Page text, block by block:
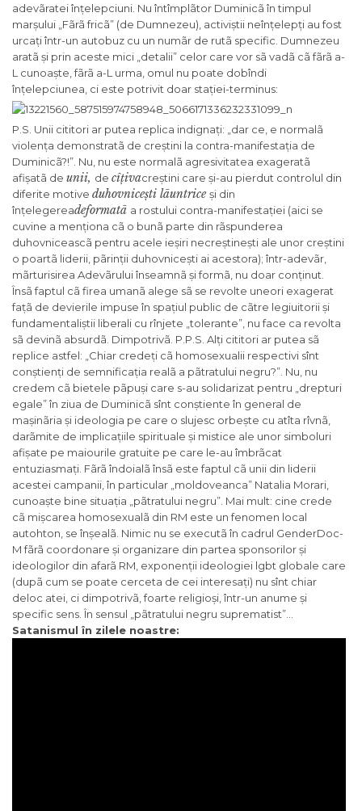
adevãratei înțelepciuni. Nu întîmplãtor Duminicã în timpul
marșului „Fãrã fricã” (de Dumnezeu), activiștii neînțelepți au fost
urcați într-un autobuz cu un numãr de rutã specific. Dumnezeu
aratã și prin aceste mici „detalii” celor care vor sã vadã cã fãrã a-
L cunoaște, fãrã a-L urma, omul nu poate dobîndi
înțelepciunea, ci este potrivit doar stației-terminus:
P.S. Unii cititori ar putea replica indignați: „dar ce, e normalã
violența demonstratã de creștini la contra-manifestația de
Duminicã?!”. Nu, nu este normalã agresivitatea exageratã
afișatã de unii, de cîțivacreștini care și-au pierdut controlul din
diferite motive duhovnicești lãuntriceși din
înțelegereadeformatã a rostului contra-manifestației (aici se
cuvine a menționa cã o bunã parte din rãspunderea
duhovniceascã pentru acele ieșiri necreștinești ale unor creștini
o poartã liderii, pãrinții duhovnicești ai acestora); într-adevãr,
mãrturisirea Adevãrului înseamnã și formã, nu doar conținut.
Însã faptul cã firea umanã alege sã se revolte uneori exagerat
fațã de devierile impuse în spațiul public de cãtre legiuitorii și
fundamentaliștii liberali cu rînjete „tolerante”, nu face ca revolta
sã devinã absurdã. Dimpotrivã. P.P.S. Alți cititori ar putea sã
replice astfel: „Chiar credeți cã homosexualii respectivi sînt
conștienți de semnificația realã a pãtratului negru?”. Nu, nu
credem cã bietele pãpuși care s-au solidarizat pentru „drepturi
egale” în ziua de Duminicã sînt conștiente în general de
mașinãria și ideologia pe care o slujesc orbește cu atîta rîvnã,
darãmite de implicațiile spirituale și mistice ale unor simboluri
afișate pe maiourile gratuite pe care le-au îmbrãcat
entuziasmați. Fãrã îndoialã însã este faptul cã unii din liderii
acestei campanii, în particular „moldoveanca” Natalia Morari,
cunoaște bine situația „pãtratului negru”. Mai mult: cine crede
cã mișcarea homosexualã din RM este un fenomen local
autohton, se înșealã. Nimic nu se executã în cadrul GenderDoc-
M fãrã coordonare și organizare din partea sponsorilor și
ideologilor din afarã RM, exponenții ideologiei lgbt globale care
(dupã cum se poate cerceta de cei interesați) nu sînt chiar
deloc atei, ci dimpotrivã, foarte religioși, într-un anume și
specific sens. În sensul „pãtratului negru suprematist”…
Satanismul în zilele noastre: